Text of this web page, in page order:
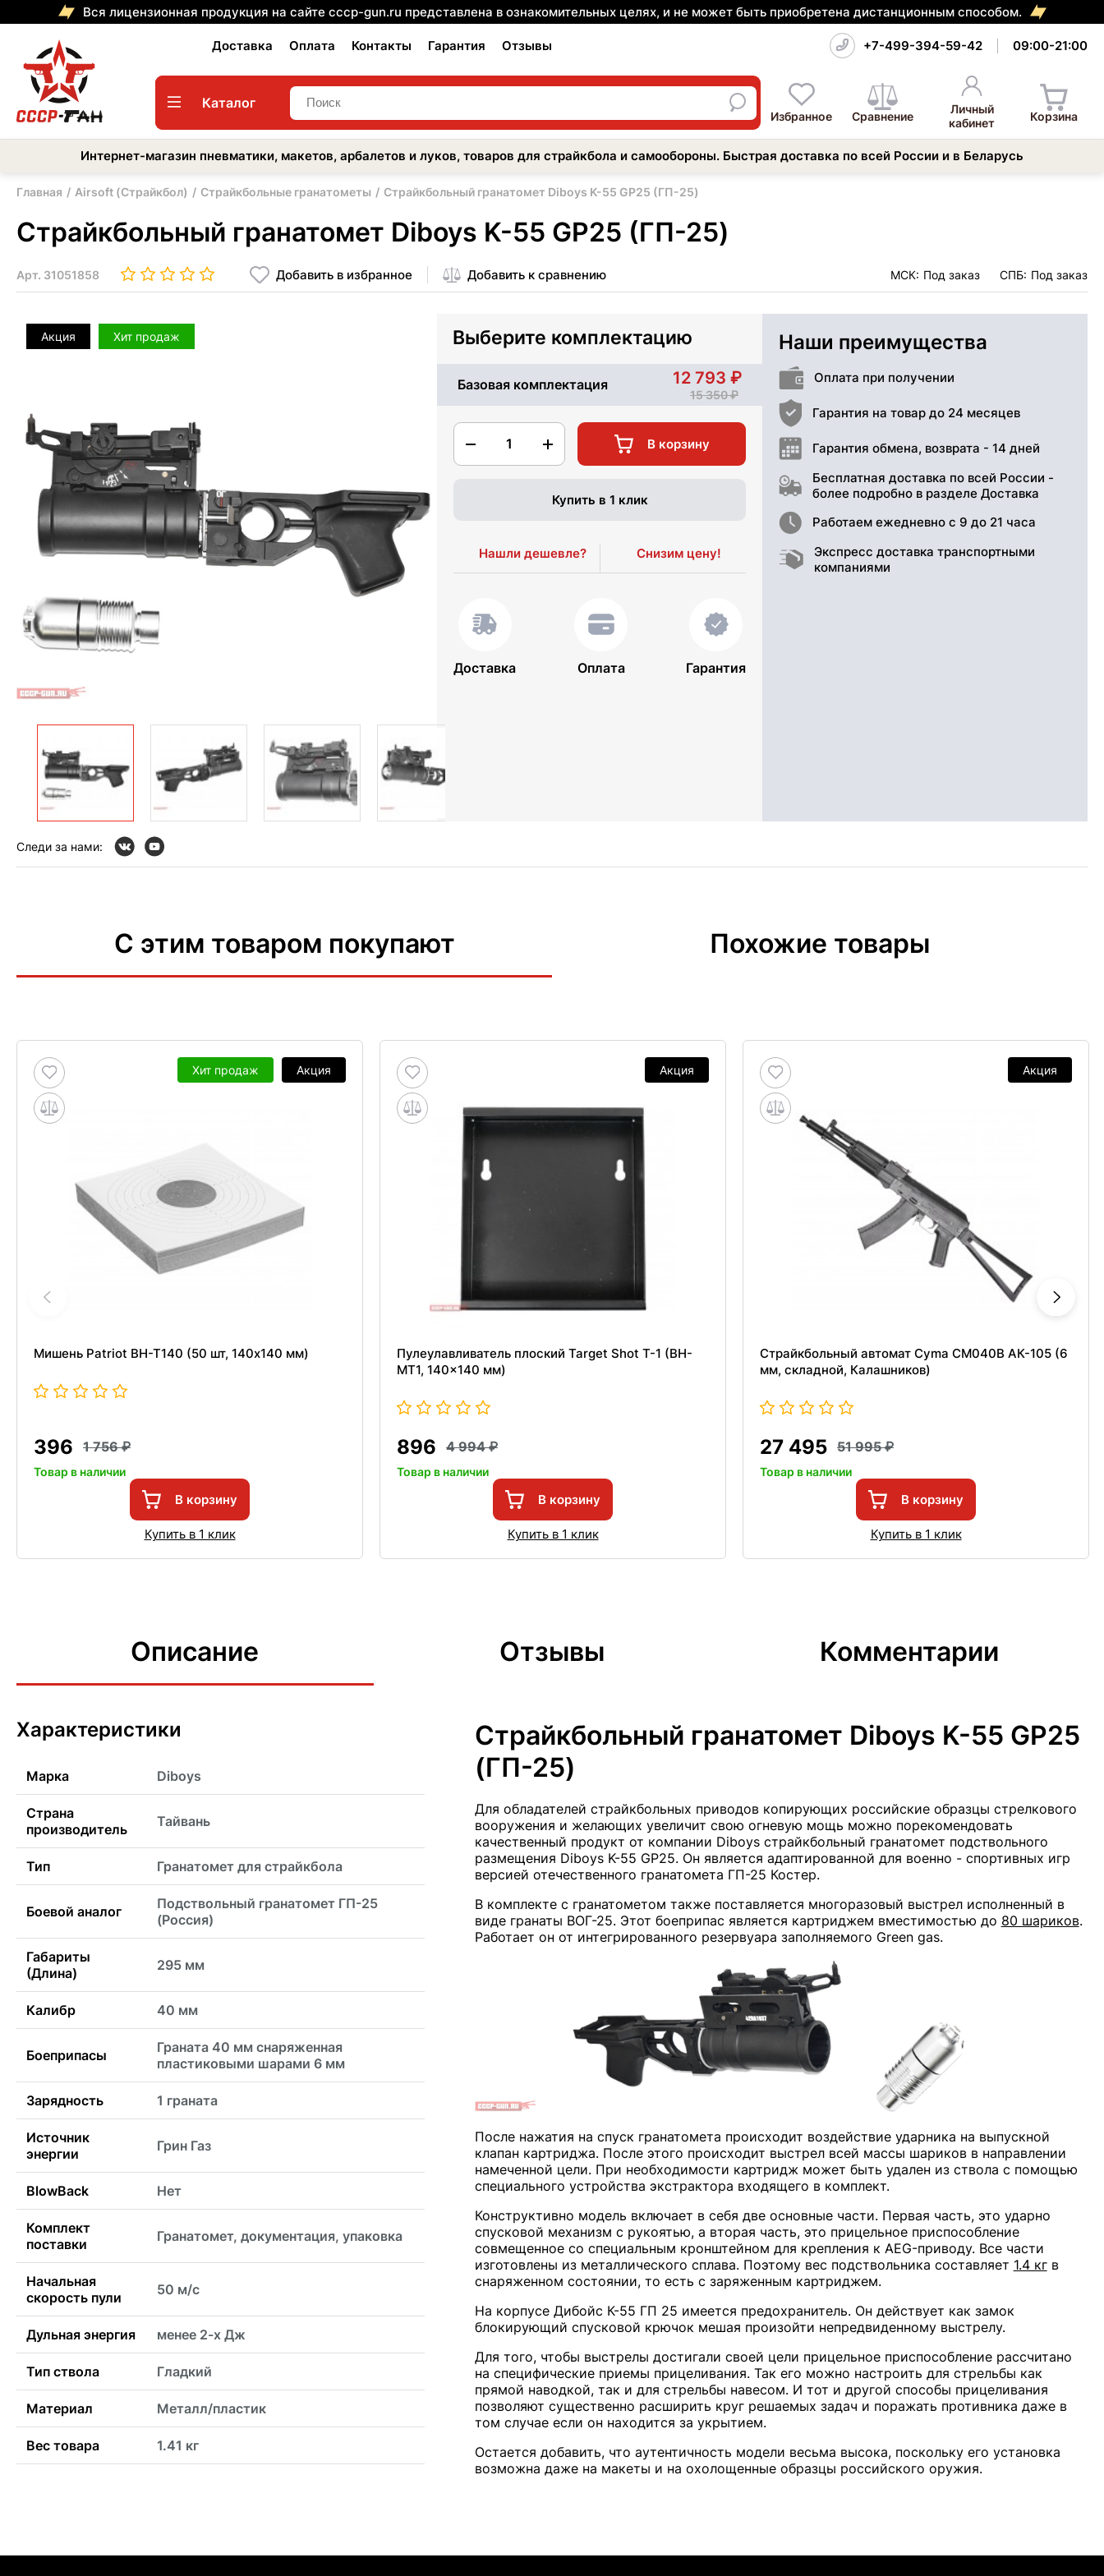
Вся лицензионная продукция на сайте cccp-gun.ru представлена в ознакомительных целях, и не может быть приобретена дистанционным способом.
Доставка Оплата Контакты Гарантия Отзывы +7-499-394-59-42 09:00-21:00
Каталог
Избранное Сравнение
Личный
кабинет
Корзина
Интернет-магазин пневматики, макетов, арбалетов и луков, товаров для страйкбола и самообороны. Быстрая доставка по всей России и в Беларусь
Главная Airsoft (Страйкбол) Страйкбольные гранатометы Страйкбольный гранатомет Diboys K-55 GP25 (ГП-25)
Страйкбольный гранатомет Diboys K-55 GP25 (ГП-25)
Арт. 31051858 Добавить в избранное Добавить к сравнению МСК: Под заказ СПБ: Под заказ
Акция Хит продаж Выберите комплектацию
Базовая комплектация 12 793
15 350
1 В корзину
Купить в 1 клик
Нашли дешевле? Снизим цену!
Доставка Оплата Гарантия
Наши преимущества
Оплата при получении
Гарантия на товар до 24 месяцев
Гарантия обмена, возврата - 14 дней
Бесплатная доставка по всей России -
более подробно в разделе Доставка
Работаем ежедневно с 9 до 21 часа
Экспресс доставка транспортными
компаниями
Следи за нами:
С этим товаром покупают Похожие товары
Хит продаж Акция
Мишень Patriot BH-T140 (50 шт, 140x140 мм)
396 1 756
Товар в наличии
В корзину
Купить в 1 клик
Акция
Пулеулавливатель плоский Target Shot T-1 (BH-
MT1, 140x140 мм)
896 4 994
Товар в наличии
В корзину
Купить в 1 клик
Акция
Страйкбольный автомат Cyma CM040B АК-105 (6
мм, складной, Калашников)
27 495 51 995
Товар в наличии
В корзину
Купить в 1 клик
Описание Отзывы Комментарии
Характеристики
Марка Diboys
Страна
производитель
Тайвань
Тип Гранатомет для страйкбола
Боевой аналог
Подствольный гранатомет ГП-25
(Россия)
Габариты
(Длина)
295 мм
Калибр 40 мм
Боеприпасы
Граната 40 мм снаряженная
пластиковыми шарами 6 мм
Зарядность 1 граната
Источник
энергии
Грин Газ
BlowBack Нет
Комплект
поставки
Гранатомет, документация, упаковка
Начальная
скорость пули
50 м/с
Дульная энергия менее 2-х Дж
Тип ствола Гладкий
Материал Металл/пластик
Вес товара 1.41 кг
Страйкбольный гранатомет Diboys K-55 GP25
(ГП-25)
Для обладателей страйкбольных приводов копирующих российские образцы стрелкового
вооружения и желающих увеличит свою огневую мощь можно порекомендовать
качественный продукт от компании Diboys страйкбольный гранатомет подствольного
размещения Diboys K-55 GP25. Он является адаптированной для военно - спортивных игр
версией отечественного гранатомета ГП-25 Костер.
В комплекте с гранатометом также поставляется многоразовый выстрел исполненный в
виде гранаты ВОГ-25. Этот боеприпас является картриджем вместимостью до 80 шариков.
Работает он от интегрированного резервуара заполняемого Green gas.
После нажатия на спуск гранатомета происходит воздействие ударника на выпускной
клапан картриджа. После этого происходит выстрел всей массы шариков в направлении
намеченной цели. При необходимости картридж может быть удален из ствола с помощью
специального устройства экстрактора входящего в комплект.
Конструктивно модель включает в себя две основные части. Первая часть, это ударно
спусковой механизм с рукоятью, а вторая часть, это прицельное приспособление
совмещенное со специальным кронштейном для крепления к AEG-приводу. Все части
изготовлены из металлического сплава. Поэтому вес подствольника составляет 1.4 кгв
снаряженном состоянии, то есть с заряженным картриджем.
На корпусе Дибойс К-55 ГП 25 имеется предохранитель. Он действует как замок
блокирующий спусковой крючок мешая произойти непредвиденному выстрелу.
Для того, чтобы выстрелы достигали своей цели прицельное приспособление рассчитано
на специфические приемы прицеливания. Так его можно настроить для стрельбы как
прямой наводкой, так и для стрельбы навесом. И тот и другой способы прицеливания
позволяют существенно расширить круг решаемых задач и поражать противника даже в
том случае если он находится за укрытием.
Остается добавить, что аутентичность модели весьма высока, поскольку его установка
возможна даже на макеты и на охолощенные образцы российского оружия.